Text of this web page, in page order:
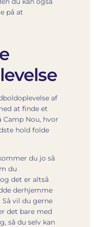
på at
af
at finde et
Nou, hvor
hold folde
du jo så
du
det er altså
derhjemme
vil du gerne
det bare med
så du selv kan